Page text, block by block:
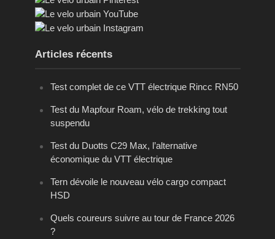
Articles récents
Test complet de ce VTT électrique Rincc RN50
Test du Mapfour Roam, vélo de trekking tout
suspendu
Test du Duotts C29 Max, l’alternative
économique du VTT électrique
Tern dévoile le nouveau vélo cargo compact
HSD
Quels coureurs suivre au tour de France 2026
?